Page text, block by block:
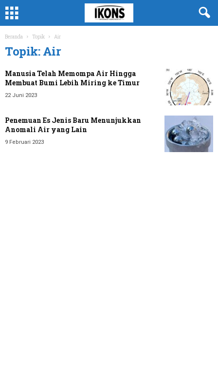
Beranda Topik Air
Topik: Air
Manusia Telah Memompa Air Hingga
Membuat Bumi Lebih Miring ke Timur
22 Juni 2023
Penemuan Es Jenis Baru Menunjukkan
Anomali Air yang Lain
9 Februari 2023